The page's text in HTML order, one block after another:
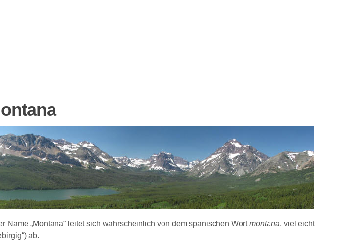
ontana
Name „Montana“ leitet sich wahrscheinlich von dem spanischen Wortmontaña, vielleicht
ab.